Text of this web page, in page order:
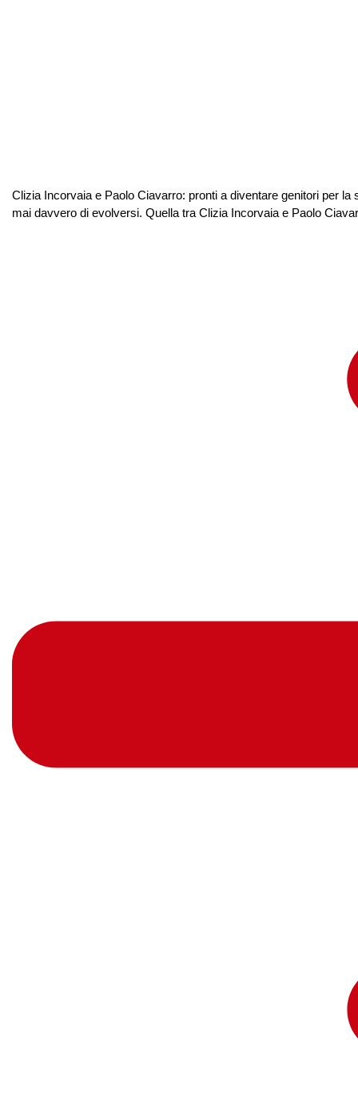
Clizia Incorvaia e Paolo Ciavarro: pronti a diventare genitori per
mai davvero di evolversi. Quella tra Clizia Incorvaia e Paolo